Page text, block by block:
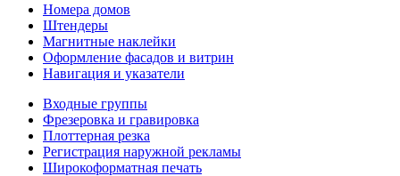
Номера домов
Штендеры
Магнитные наклейки
Оформление фасадов и витрин
Навигация и указатели
Входные группы
Фрезеровка и гравировка
Плоттерная резка
Регистрация наружной рекламы
Широкоформатная печать